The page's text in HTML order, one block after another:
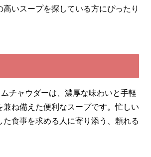
高いスープを探している方にぴったり
チャウダーは、濃厚な味わいと手軽
兼ね備えた便利なスープです。忙しい
た食事を求める人に寄り添う、頼れる